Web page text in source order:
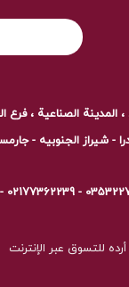
، المدينة الصناعية ، فرع
- شيراز الجنوبیه - جارمسار
03532277064 - 02177362239 -
أرده للتسوق عبر الإنترنت